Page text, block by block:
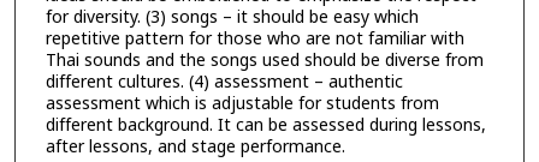
for diversity. (3) songs – it should be easy which
repetitive pattern for those who are not familiar with
Thai sounds and the songs used should be diverse from
different cultures. (4) assessment – authentic
assessment which is adjustable for students from
different background. It can be assessed during lessons,
after lessons, and stage performance.